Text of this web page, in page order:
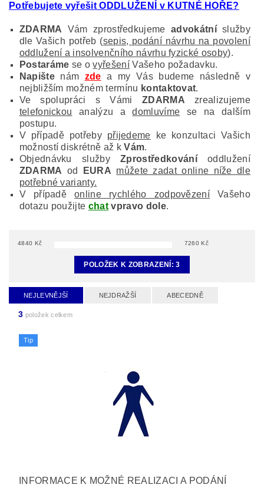
Potřebujete vyřešit ODDLUŽENÍ v KUTNÉ HOŘE?
ZDARMA Vám zprostředkujeme advokátníslužby
dle Vašich potřeb (sepis, podání návrhu na povolení
oddlužení a insolvenčního návrhu fyzické osoby).
Postaráme se ovyřešeníVašeho požadavku.
Napištenám zde a my Vás budeme následně v
nejbližším možném termínu kontaktovat.
Ve spolupráci s Vámi ZDARMA zrealizujeme
telefonickou analýzu adomluvíme se na dalším
postupu.
V případě potřeby přijedeme ke konzultaci Vašich
možností diskrétně až kVám.
Objednávku služby
Zprostředkováníoddlužení
ZDARMA od EURA můžete zadat online níže dle
potřebné varianty.
V případěonline rychlého zodpovězení Vašeho
dotazu použijte chatvpravo dole.
4840 Kč 7260 Kč
POLOŽEK K ZOBRAZENÍ:3
NEJLEVNĚJŠÍ NEJDRAŽŠÍ ABECEDNĚ
3 položek celkem
Tip
INFORMACE K MOŽNÉ REALIZACI A PODÁNÍ